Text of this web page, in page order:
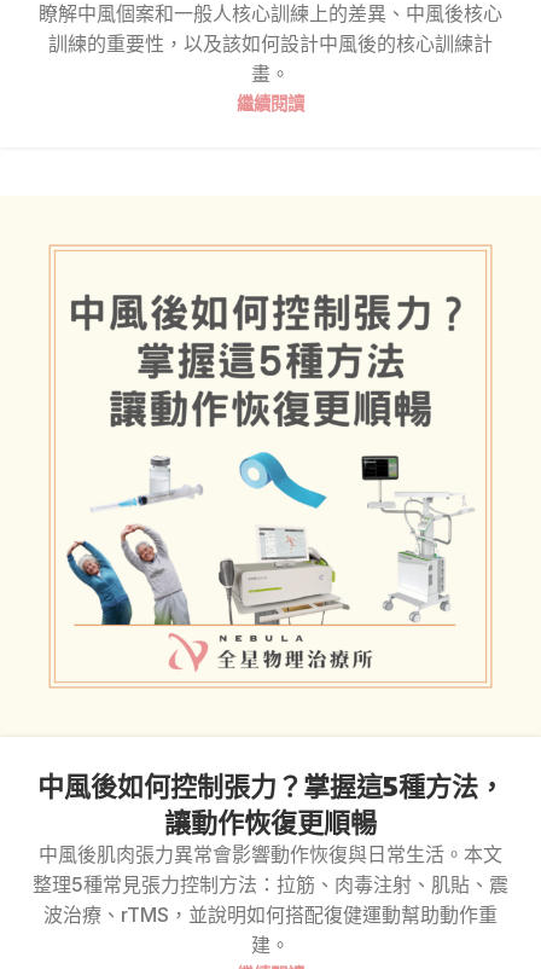
瞭解中風個案和一般人核心訓練上的差異、中風後核心
訓練的重要性，以及該如何設計中風後的核心訓練計
畫。
繼續閱讀
中風後如何控制張力？掌握這5種方法，
讓動作恢復更順暢
中風後肌肉張力異常會影響動作恢復與日常生活。本文
整理5種常見張力控制方法：拉筋、肉毒注射、肌貼、震
波治療、rTMS，並說明如何搭配復健運動幫助動作重
建。